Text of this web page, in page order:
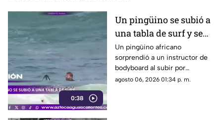
0:38
Un pingüino se subió a
una tabla de surf y se
viraliza
Un pingüino africano
sorprendió a un instructor de
bodyboard al subir por
iniciativa propia a su tabla y
agosto 06, 2026 01:34 p. m.